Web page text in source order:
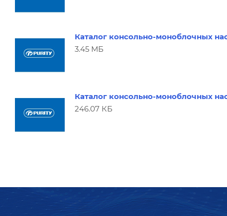
Каталог консольно-моноблочных
3.45 МБ
Каталог консольно-моноблочных
246.07 КБ